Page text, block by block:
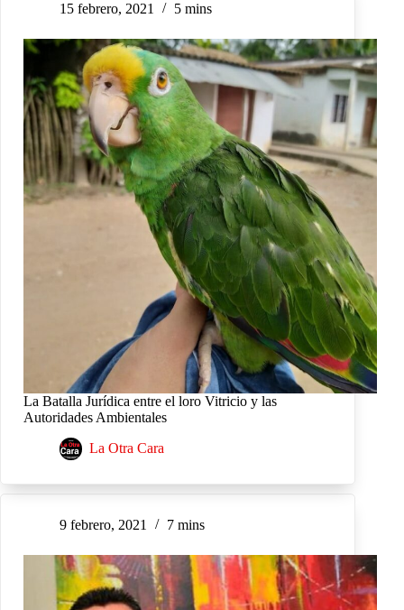
15 febrero, 2021 5 mins
La Batalla Jurídica entre el loro Vitricio y las
Autoridades Ambientales
La Otra Cara
9 febrero, 2021 7 mins